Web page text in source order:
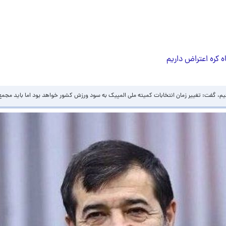
کره اعتراض داریم
گفت: تغییر زمان انتخابات کمیته ملی المپیک به سود ورزش کشور خواهد بود اما باید